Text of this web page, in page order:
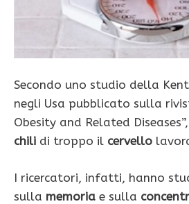
Secondo uno studio della
negli Usa pubblicato sulla
Obesity and Related
chili di troppo il cervello
I ricercatori, infatti, hanno
sulla memoria e sulla